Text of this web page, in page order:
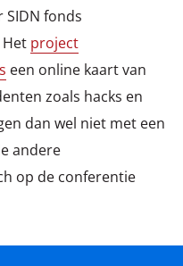
fonds
project
een online kaart van
zoals hacks en
dan wel niet met een
andere
op de conferentie